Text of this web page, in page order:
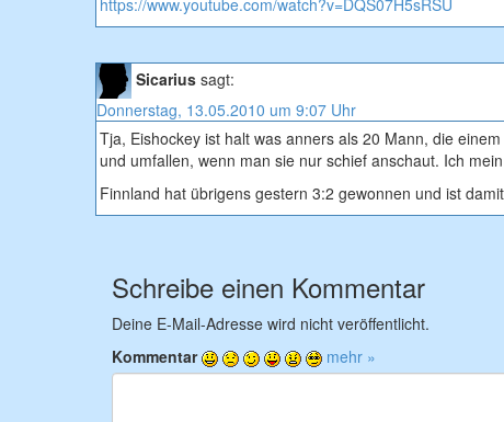
https://www.youtube.com/watch?v=DQS07H5sRSU
Sicarius sagt:
Donnerstag, 13.05.2010 um 9:07 Uhr
Tja, Eishockey ist halt was anners als 20 Mann, die
und umfallen, wenn man sie nur schief anschaut. Ich
Finnland hat übrigens gestern 3:2 gewonnen und ist
Schreibe einen Kommentar
Deine E-Mail-Adresse wird nicht veröffentlicht.
Kommentar
mehr »